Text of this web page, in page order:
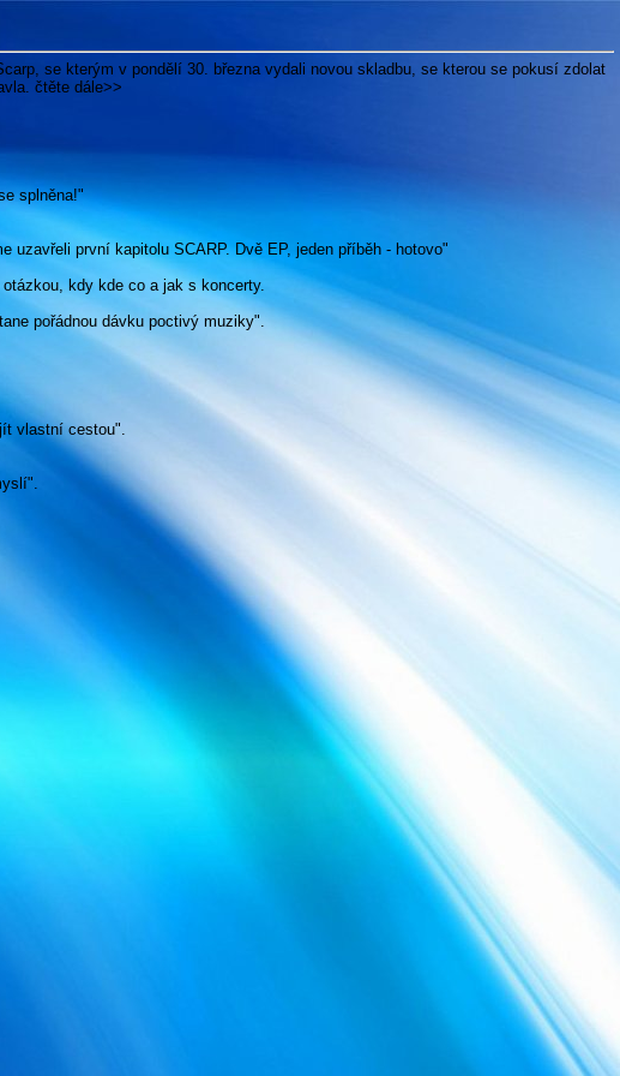
se kterým v pondělí 30. března vydali novou skladbu, se kterou se pokusí zdolat
čtěte dále>>
splněna!"
první kapitolu SCARP. Dvě EP, jeden příběh - hotovo"
kdy kde co a jak s koncerty.
pořádnou dávku poctivý muziky".
vlastní cestou".